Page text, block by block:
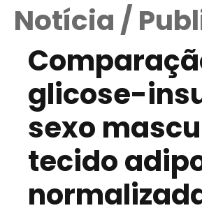
Notícia /
glicose-
sexo
tecido